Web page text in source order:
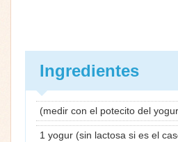
Ingredientes
(medir con el potecito del
1 yogur (sin lactosa si es el